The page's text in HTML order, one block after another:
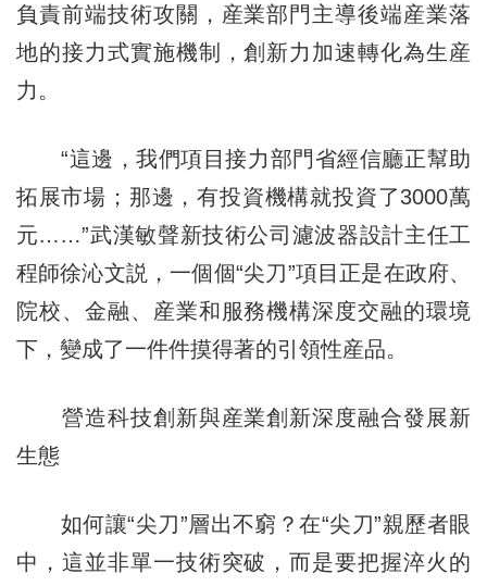
負責前端技術攻關，産業部門主導後端産業落
地的接力式實施機制，創新力加速轉化為生産
力。
“這邊，我們項目接力部門省經信廳正幫助
拓展市場；那邊，有投資機構就投資了3000萬
元……”武漢敏聲新技術公司濾波器設計主任工
程師徐沁文説，一個個“尖刀”項目正是在政府、
院校、金融、産業和服務機構深度交融的環境
下，變成了一件件摸得著的引領性産品。
營造科技創新與産業創新深度融合發展新
生態
如何讓“尖刀”層出不窮？在“尖刀”親歷者眼
中，這並非單一技術突破，而是要把握淬火的